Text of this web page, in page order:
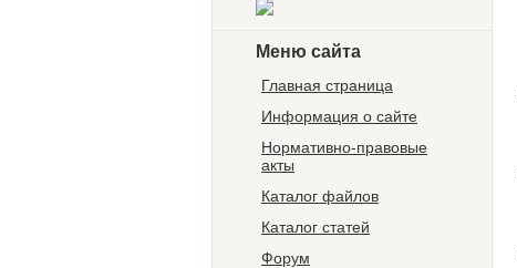
Меню сайта
Главная страница
Информация о сайте
Нормативно-правовые
акты
Каталог файлов
Каталог статей
Форум